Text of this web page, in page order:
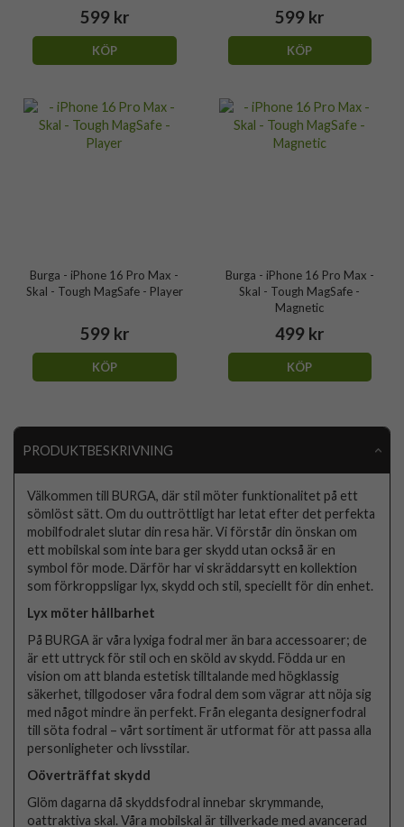
599 kr
KÖP
599 kr
KÖP
Burga - iPhone 16 Pro Max -
Skal - Tough MagSafe - Player
599 kr
KÖP
Burga - iPhone 16 Pro Max -
Skal - Tough MagSafe -
Magnetic
499 kr
KÖP
PRODUKTBESKRIVNING
Välkommen till BURGA, där stil möter funktionalitet på ett
sömlöst sätt. Om du outtröttligt har letat efter det perfekta
mobilfodralet slutar din resa här. Vi förstår din önskan om
ett mobilskal som inte bara ger skydd utan också är en
symbol för mode. Därför har vi skräddarsytt en kollektion
som förkroppsligar lyx, skydd och stil, speciellt för din enhet.
Lyx möter hållbarhet
På BURGA är våra lyxiga fodral mer än bara accessoarer; de
är ett uttryck för stil och en sköld av skydd. Födda ur en
vision om att blanda estetisk tilltalande med högklassig
säkerhet, tillgodoser våra fodral dem som vägrar att nöja sig
med något mindre än perfekt. Från eleganta designerfodral
till söta fodral – vårt sortiment är utformat för att passa alla
personligheter och livsstilar.
Oöverträffat skydd
Glöm dagarna då skyddsfodral innebar skrymmande,
oattraktiva skal. Våra mobilskal är tillverkade med avancerad